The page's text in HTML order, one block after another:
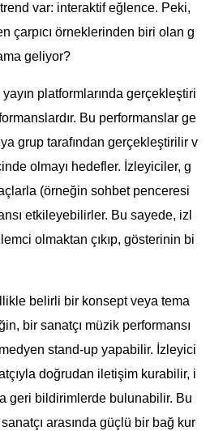
var: interaktif eğlence. Peki,
çarpıcı örneklerinden biri olan g
geliyor?
platformlarında gerçekleştiri
Bu performanslar ge
grup tarafından gerçekleştirilir v
olmayı hedefler. İzleyiciler, g
(örneğin sohbet penceresi
etkileyebilirler. Bu sayede, izl
olmaktan çıkıp, gösterinin bi
belirli bir konsept veya tema
bir sanatçı müzik performansı
stand-up yapabilir. İzleyici
doğrudan iletişim kurabilir, i
geri bildirimlerde bulunabilir. Bu
arasında güçlü bir bağ kur